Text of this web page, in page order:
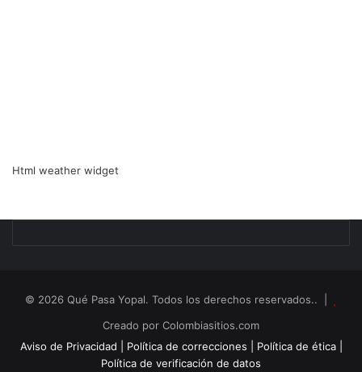
Html weather widget
© 2026 Qué Pasa Yopal. Todos los derechos reservados.. |
Creado por Colombiasitios.com
Aviso de Privacidad |
Política de correcciones | Política de ética |
Política de verificación de datos